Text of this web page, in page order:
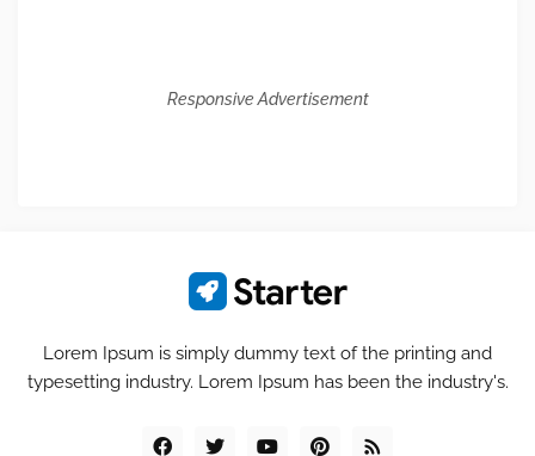
Responsive Advertisement
Lorem Ipsum is simply dummy text of the printing and
typesetting industry. Lorem Ipsum has been the industry's.